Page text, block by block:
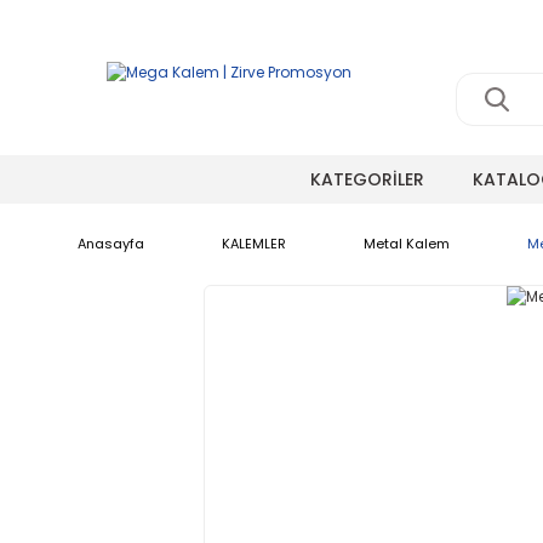
KATEGORİLER
Anasayfa KALEMLER Metal Kalem